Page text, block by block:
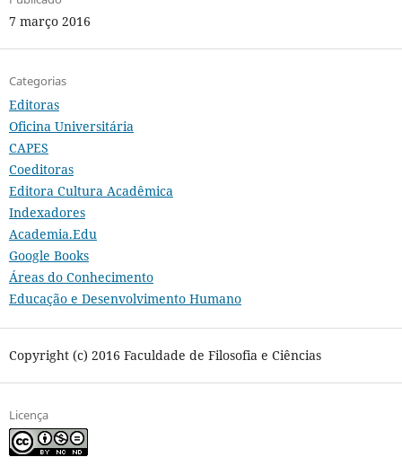
7 março 2016
Categorias
Editoras
Oficina Universitária
CAPES
Coeditoras
Editora Cultura Acadêmica
Indexadores
Academia.Edu
Google Books
Áreas do Conhecimento
Educação e Desenvolvimento Humano
Copyright (c) 2016 Faculdade de Filosofia e Ciências
Licença